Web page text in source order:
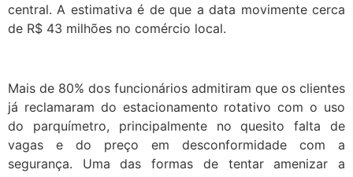
central. A estimativa é de que a data movimente cerca
de R$ 43 milhões no comércio local.
Mais de 80% dos funcionários admitiram que os clientes
já reclamaram do estacionamento rotativo com o uso
do parquímetro, principalmente no quesito falta de
vagas e do preço em desconformidade com a
segurança. Uma das formas de tentar amenizar a